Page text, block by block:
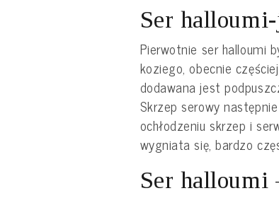
Ser
Pierwotnie ser halloumi
koziego, obecnie
dodawana jest
Skrzep serowy
ochłodzeniu skrzep i
wygniata się, bardzo
Ser halloumi